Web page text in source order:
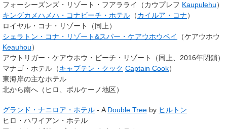
フォーシーズンズ・リゾート・フアラライ（カウプレフ Kaupulehu）
キングカメハメハ・コナビーチ・ホテル （カイルア・コナ）
ロイヤル・コナ・リゾート（同上）
シェラトン・コナ・リゾート&スパー・ケアウホウベイ
（ケアウホウ
Keauhou）
アウトリガー・ケアウホウ・ビーチ・リゾート（同上、2016年閉鎖）
マナゴ・ホテル（キャプテン・クック Captain Cook）
東海岸の主なホテル
北から南へ（ヒロ、ボルケーノ地区）
グランド・ナニロア・ホテル - A Double Tree by ヒルトン
ヒロ・ハワイアン・ホテル